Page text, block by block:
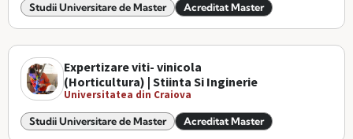
Studii Universitare de Master Acreditat Master
Expertizare viti- vinicola
(Horticultura) | Stiinta Si Inginerie
Universitatea din Craiova
Studii Universitare de Master Acreditat Master